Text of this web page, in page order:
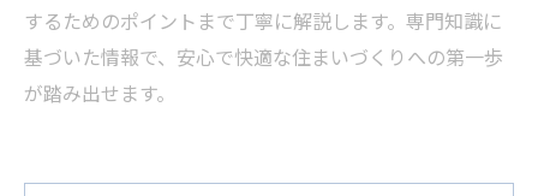
するためのポイントまで丁寧に解説します。専門知識に
基づいた情報で、安心で快適な住まいづくりへの第一歩
が踏み出せます。